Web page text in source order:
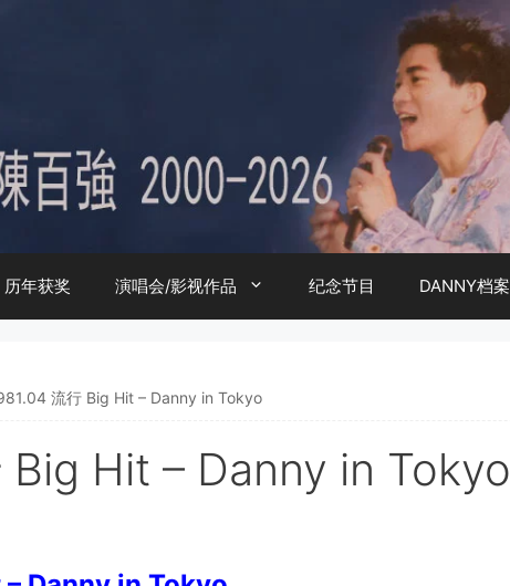
历年获奖 演唱会/影视作品 纪念节目 DANNY档案
流行 Big Hit – Danny in Tokyo
Big Hit – Danny in Tokyo